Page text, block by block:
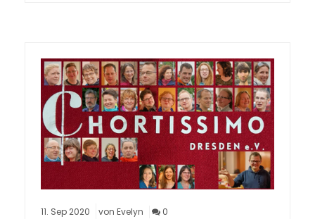
11. Sep 2020 von Evelyn 0